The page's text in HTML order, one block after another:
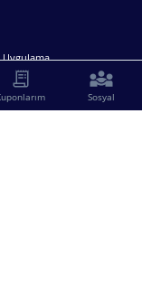
Sosyal